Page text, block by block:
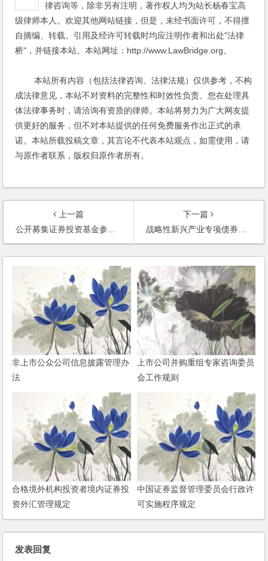
律咨询等，除非另有注明，著作权人均为站长杨春宝高
级律师本人。欢迎其他网站链接，但是，未经书面许可，不得擅
自摘编、转载。引用及经许可转载时均应注明作者和出处"法律
桥"，并链接本站。本站网址：http://www.LawBridge.org。
本站所有内容（包括法律咨询、法律法规）仅供参考，不构
成法律意见，本站不对资料的完整性和时效性负责。您在处理具
体法律事务时，请洽询有资质的律师。本站将努力为广大网友提
供更好的服务，但不对本站提供的任何免费服务作出正式的承
诺。本站所载投稿文章，其言论不代表本站观点，如需使用，请
与原作者联系，版权归原作者所有。
上一篇
公开募集证券投资基金参与沪港通交易指引
下一篇
战略性新兴产业专项债券发行指引
非上市公众公司信息披露管理办
法
上市公司并购重组专家咨询委员
会工作规则
合格境外机构投资者境内证券投
资外汇管理规定
中国证券监督管理委员会行政许
可实施程序规定
发表回复